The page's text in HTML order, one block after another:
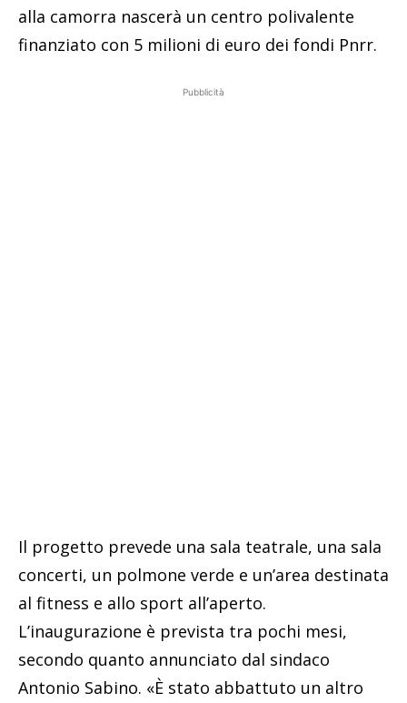
alla camorra nascerà un centro polivalente
finanziato con 5 milioni di euro dei fondi Pnrr.
Pubblicità
Il progetto prevede una sala teatrale, una sala
concerti, un polmone verde e un’area destinata
al fitness e allo sport all’aperto.
L’inaugurazione è prevista tra pochi mesi,
secondo quanto annunciato dal sindaco
Antonio Sabino. «È stato abbattuto un altro